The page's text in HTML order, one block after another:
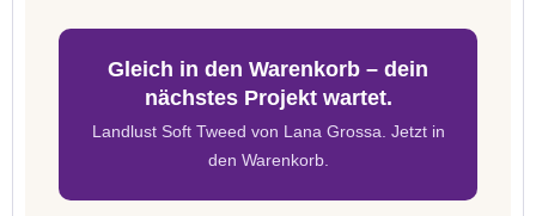
Gleich in den Warenkorb – dein
nächstes Projekt wartet.
Landlust Soft Tweed von Lana Grossa. Jetzt in
den Warenkorb.